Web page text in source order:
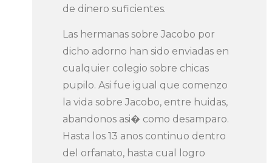
de dinero suficientes.
Las hermanas sobre Jacobo por
dicho adorno han sido enviadas en
cualquier colegio sobre chicas
pupilo. Asi fue igual que comenzo
la vida sobre Jacobo, entre huidas,
abandonos asi� como desamparo.
Hasta los 13 anos continuo dentro
del orfanato, hasta cual logro